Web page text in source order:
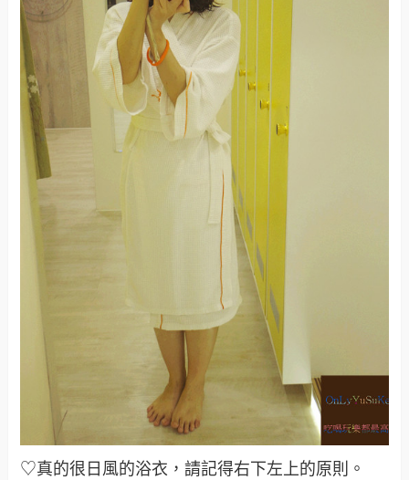
♡真的很日風的浴衣，請記得右下左上的原則。